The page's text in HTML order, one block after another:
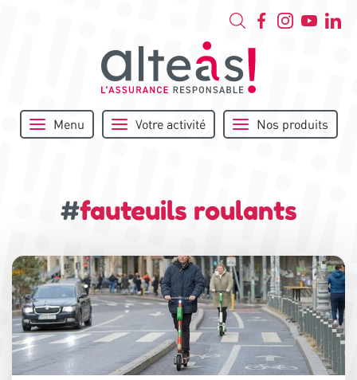
Menu Votre activité Nos produits
#fauteuils roulants